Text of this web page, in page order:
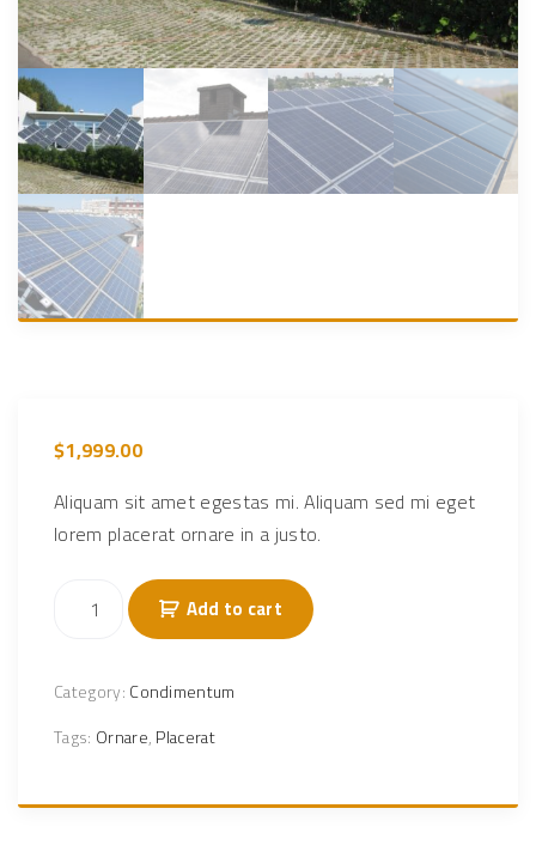
$1,999.00
Aliquam sit amet egestas mi. Aliquam sed mi eget
lorem placerat ornare in a justo.
l
n
e
Add to cart
Category:Condimentum
Tags: Ornare,Placerat